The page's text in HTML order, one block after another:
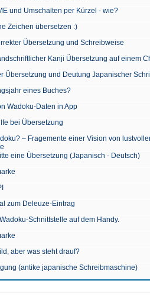
und Umschalten per Kürzel - wie?
Zeichen übersetzen :)
Übersetzung und Schreibweise
Kanji Übersetzung auf einem
Übersetzung und Deutung Japanischer
eines Buches?
Wadoku-Daten in App
bei Übersetzung
– Fragemente einer Vision von
eine Übersetzung (Japanisch - Deutsch)
zum Deleuze-Eintrag
Schnittstelle auf dem Handy.
aber was steht drauf?
(antike japanische Schreibmaschine)